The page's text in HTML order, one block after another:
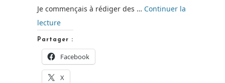
Je commençais à rédiger des … Continuer la
lecturede
mes
habits
[Livre
Partager :
Facebook
X